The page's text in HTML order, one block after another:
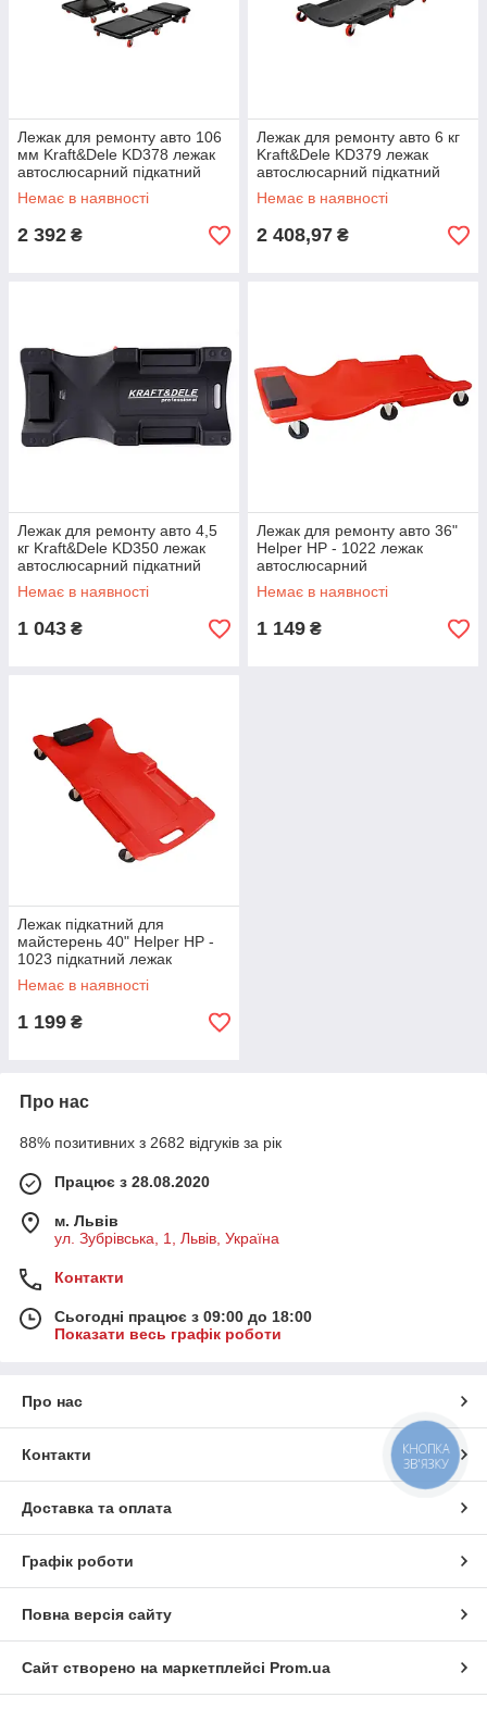
Лежак для ремонту авто 106
мм Kraft&Dele KD378 лежак
автослюсарний підкатний
Немає в наявності
2 392 ₴
Лежак для ремонту авто 6 кг
Kraft&Dele KD379 лежак
автослюсарний підкатний
Немає в наявності
2 408,97 ₴
Лежак для ремонту авто 4,5
кг Kraft&Dele KD350 лежак
автослюсарний підкатний
Немає в наявності
1 043 ₴
Лежак для ремонту авто 36"
Helper HP - 1022 лежак
автослюсарний
Немає в наявності
1 149 ₴
Лежак підкатний для
майстерень 40" Helper HP -
1023 підкатний лежак
автослюсарний
Немає в наявності
1 199 ₴
Про нас
88% позитивних з 2682 відгуків за рік
Працює з 28.08.2020
м. Львів
ул. Зубрівська, 1, Львів, Україна
Контакти
Сьогодні працює з 09:00 до 18:00
Показати весь графік роботи
Про нас
Контакти
Доставка та оплата
Графік роботи
Повна версія сайту
Сайт створено на маркетплейсі Prom.ua
КНОПКА
ЗВ'ЯЗКУ